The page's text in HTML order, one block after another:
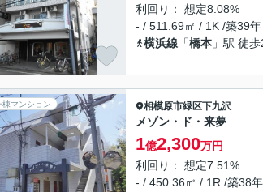
利回り： 想定8.08%
- / 511.69㎡ / 1K /築39
横浜線 「橋本 」駅 徒
棟マンション 相模原市緑区下九沢
メゾン・ド・来夢
1億2,300万円
利回り： 想定7.51%
- / 450.36㎡ / 1R /築38